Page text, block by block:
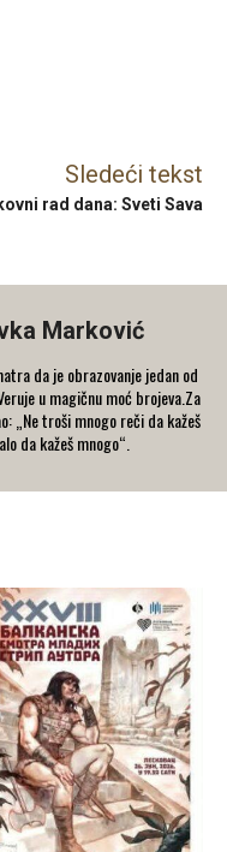
Sledeći tekst
rad dana: Sveti Sava
Marković
da je obrazovanje jedan od
u magičnu moć brojeva.Za
„Ne troši mnogo reči da kažeš
da kažeš mnogo“.